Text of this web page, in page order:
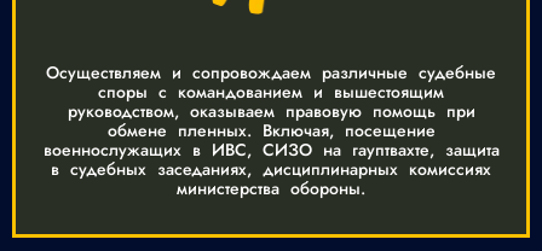
Осуществляем и сопровождаем различные судебные
споры с командованием и вышестоящим
руководством, оказываем правовую помощь при
обмене пленных. Включая, посещение
военнослужащих в ИВС, СИЗО на гауптвахте, защита
в судебных заседаниях, дисциплинарных комиссиях
министерства обороны.